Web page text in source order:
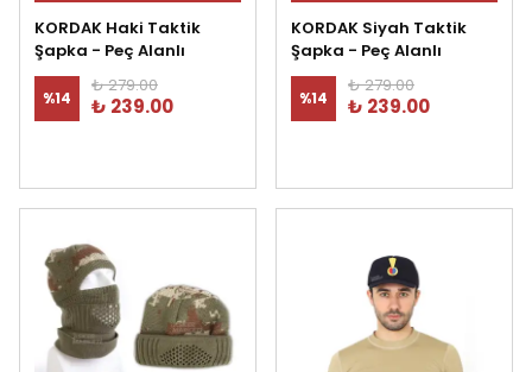
KORDAK Haki Taktik
Şapka - Peç Alanlı
%14
₺ 279.00
₺ 239.00
KORDAK Siyah Taktik
Şapka - Peç Alanlı
%14
₺ 279.00
₺ 239.00